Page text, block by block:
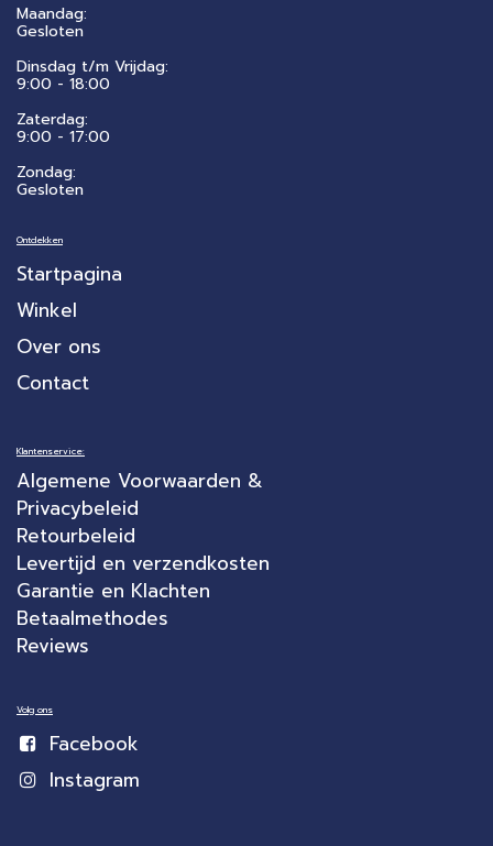
Maandag:
Gesloten
Dinsdag t/m Vrijdag:
9:00 - 18:00
Zaterdag:
​9:00 - 17:00
Zondag:
Gesloten
Ontdekken
Startpagina
Winkel
Over ons
Contact
Klantenservice:
Algemene Voorwaarden &
Privacybeleid
Retourbeleid
Levertijd en verzendkosten
Garantie en Klachten
Betaalmethodes
Reviews
Volg ons
Facebook
Instagram